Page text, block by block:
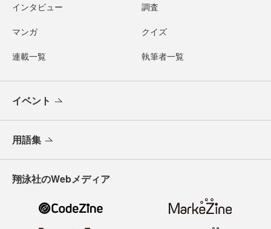
インタビュー 調査
マンガ クイズ
連載一覧 執筆者一覧
イベント
用語集
翔泳社のWebメディア